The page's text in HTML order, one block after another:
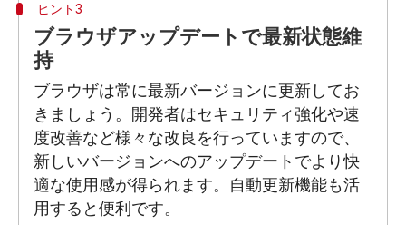
ヒント3
ブラウザアップデートで最新状態維
持
ブラウザは常に最新バージョンに更新してお
きましょう。開発者はセキュリティ強化や速
度改善など様々な改良を行っていますので、
新しいバージョンへのアップデートでより快
適な使用感が得られます。自動更新機能も活
用すると便利です。